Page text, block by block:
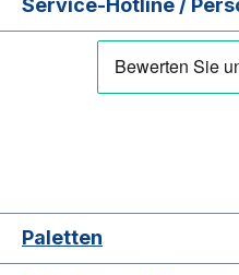
Service-Hotline /
Paletten